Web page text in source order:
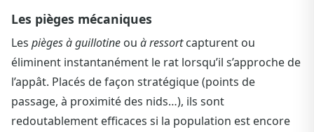
Les pièges mécaniques
Les pièges à guillotine ou à ressortcapturent ou
éliminent instantanément le rat lorsqu’il s’approche de
l’appât. Placés de façon stratégique (points de
passage, à proximité des nids…), ils sont
redoutablement efficaces si la population est encore